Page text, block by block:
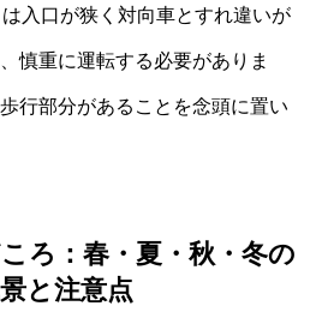
入口が狭く対向車とすれ違いが
慎重に運転する必要がありま
行部分があることを念頭に置い
ろ：春・夏・秋・冬の
と注意点